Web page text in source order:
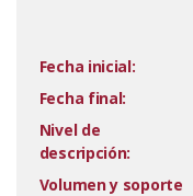
Fecha inicial:
Fecha final:
Nivel de
descripción:
Volumen y soporte